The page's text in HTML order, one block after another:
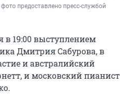
предоставлено пресс-службой
в 19:00 выступлением
Дмитрия Сабурова, в
и австралийский
и московский пианист